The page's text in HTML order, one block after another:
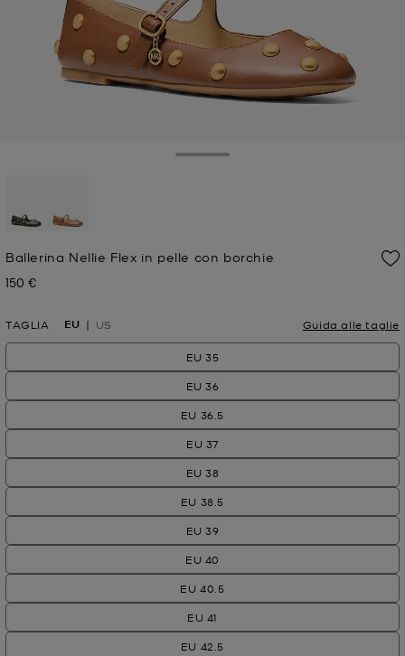
Ballerina Nellie Flex in pelle con borchie
Prezzo attuale
150 €
TAGLIA EU US Guida alle taglie
EU 35
EU 36
EU 36.5
EU 37
EU 38
EU 38.5
EU 39
EU 40
EU 40.5
EU 41
EU 42.5